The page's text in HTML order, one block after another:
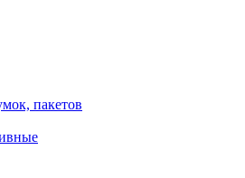
пакетов